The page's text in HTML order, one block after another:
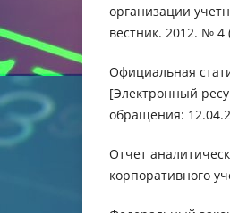
организации
вестник. 2012. № 4
Официальная
[Электронный
обращения:
Отчет
корпоративного